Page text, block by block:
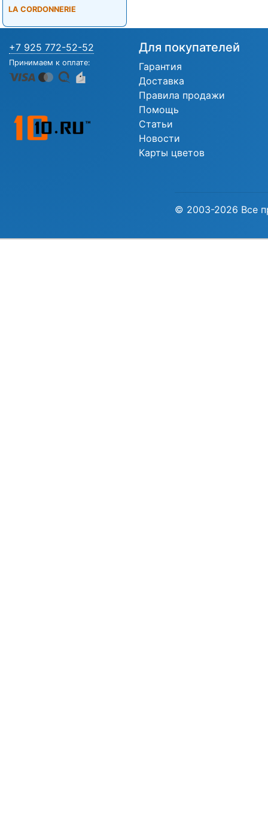
LA CORDONNERIE
+7 925 772-52-52
Принимаем к оплате:
Для покупателей
Гарантия
Доставка
Правила продажи
Помощь
Статьи
Новости
Карты цветов
© 2003-2026 Все